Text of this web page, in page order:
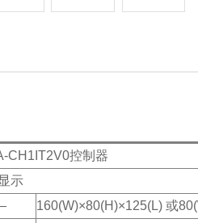
CH1IT2V0控制器
示
160(W)×80(H)×125(L) 或